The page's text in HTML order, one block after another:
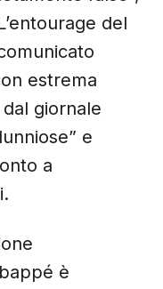
del
estrema
giornale
e
a
è